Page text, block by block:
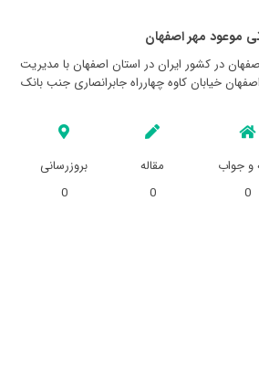
موعود مهر اصفهان
در کشور ایران در استان اصفهان با مدیریت
خیابان کاوه چهارراه جابرانصاری جنب بانک
و جواب
0
مقاله
0
بروزرسانی
0